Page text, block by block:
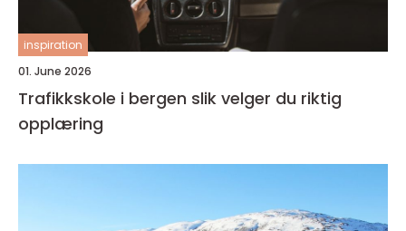
inspiration
01. June 2026
Trafikkskole i bergen slik velger du riktig
opplæring